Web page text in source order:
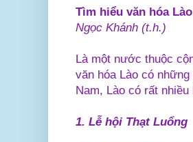
Tìm hiểu văn hóa
Ngọc Khánh (t.h.)
Là một nước thuộc
văn hóa Lào có
Nam, Lào có rất
1. Lễ hội Thạt Luổng